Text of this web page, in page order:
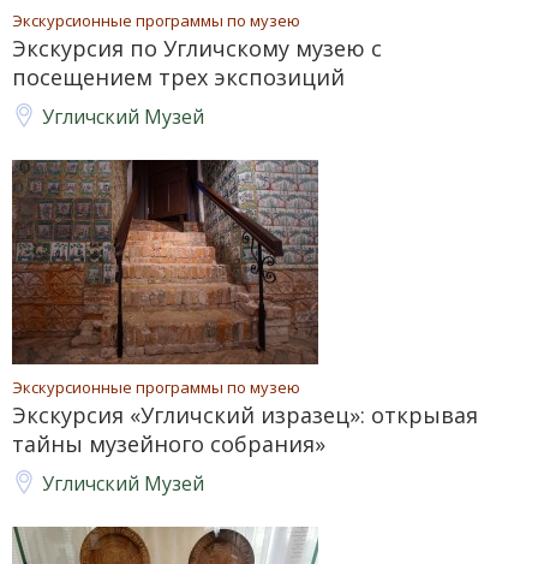
Экскурсионные программы по музею
Экскурсия по Угличскому музею с
посещением трех экспозиций
Угличский Музей
Экскурсионные программы по музею
Экскурсия «Угличский изразец»: открывая
тайны музейного собрания»
Угличский Музей